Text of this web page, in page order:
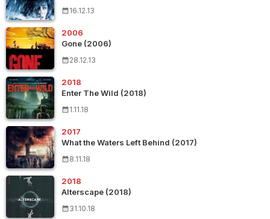
16.12.13
2006
Gone (2006)
28.12.13
2018
Enter The Wild (2018)
1.11.18
2017
What the Waters Left Behind (2017)
8.11.18
2018
Alterscape (2018)
31.10.18